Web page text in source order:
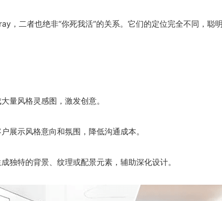
，二者也绝非“你死我活”的关系。它们的定位完全不同，聪
量风格灵感图，激发创意。
展示风格意向和氛围，降低沟通成本。
独特的背景、纹理或配景元素，辅助深化设计。